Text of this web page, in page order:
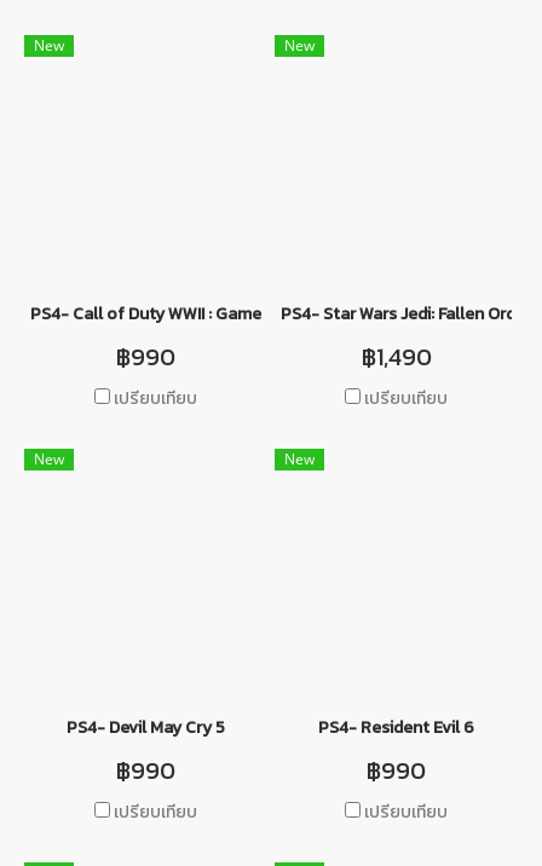
New
PS4- Call of Duty WWII : Game of the Year Edition
฿990
เปรียบเทียบ
New
PS4- Star Wars Jedi: Fallen Order
฿1,490
เปรียบเทียบ
New
PS4- Devil May Cry 5
฿990
เปรียบเทียบ
New
PS4- Resident Evil 6
฿990
เปรียบเทียบ